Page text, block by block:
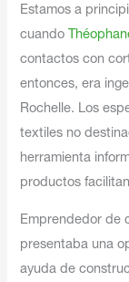
Estamos a
cuando
contactos con
entonces, era
Rochelle. Los
textiles no
herramienta
productos
Emprendedor de
presentaba una
ayuda de